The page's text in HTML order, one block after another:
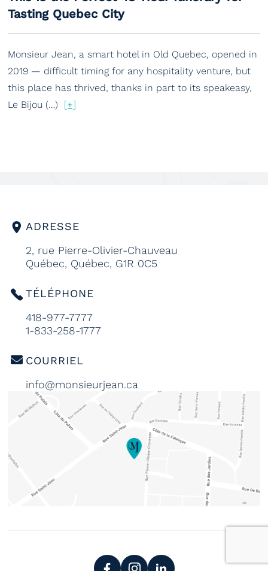
Tasting Quebec City
Monsieur Jean, a smart hotel in Old Quebec, opened in
2019 — difficult timing for any hospitality venture, but
this place has thrived, thanks in part to its speakeasy,
Le Bijou (…) [+]
ADRESSE
2, rue Pierre-Olivier-Chauveau
Québec, Québec, G1R 0C5
TÉLÉPHONE
418-977-7777
1-833-258-1777
COURRIEL
info@monsieurjean.ca